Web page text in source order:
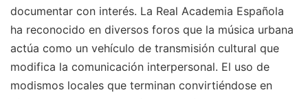
documentar con interés. La Real Academia Española
ha reconocido en diversos foros que la música urbana
actúa como un vehículo de transmisión cultural que
modifica la comunicación interpersonal. El uso de
modismos locales que terminan convirtiéndose en